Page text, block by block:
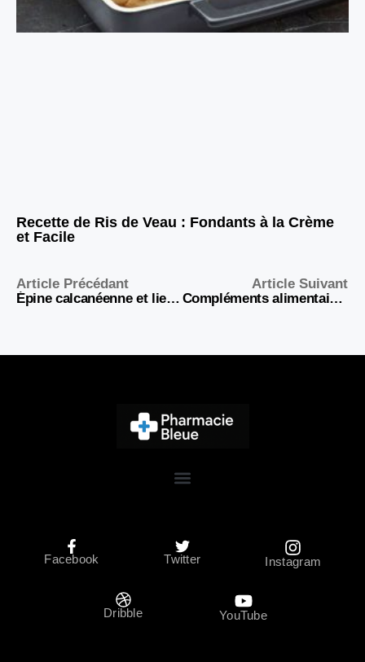
Recette de Ris de Veau : Fondants à la Crème
et Facile
Article Précédant
Épine calcanéenne et lien avec le foie et les intestins : quelles connexions ?
Article Suivant
Compléments alimentaires : comment faire le bon choix ?
Facebook Twitter Instagram
Dribble YouTube